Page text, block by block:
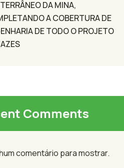
DA MINA,
A COBERTURA DE
DE TODO O PROJETO
Comments
comentário para mostrar.